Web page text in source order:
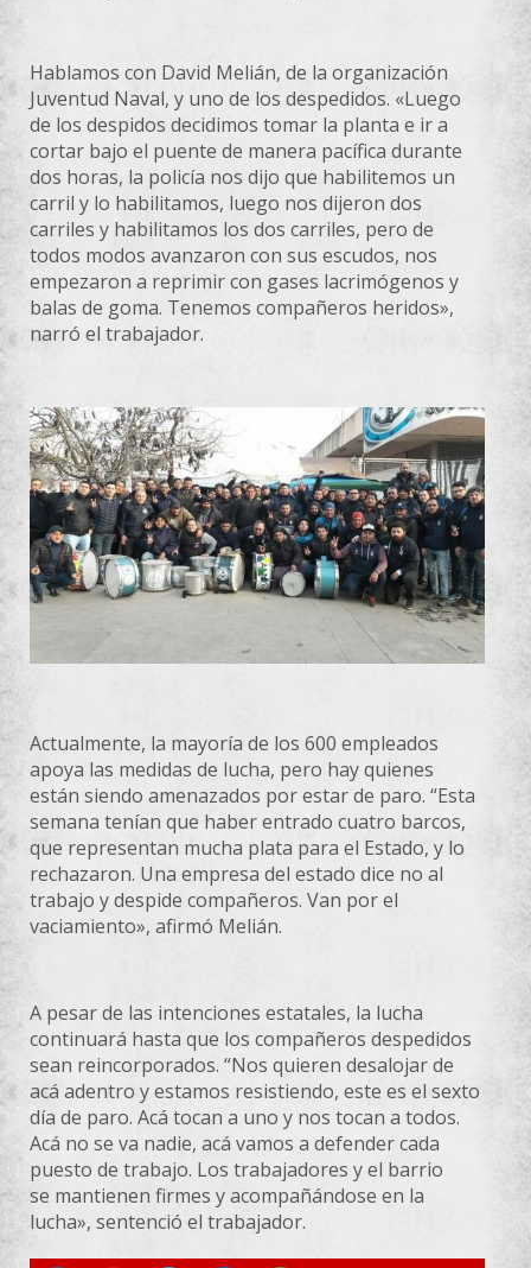
Hablamos con David Melián, de la organización
Juventud Naval, y uno de los despedidos. «Luego
de los despidos decidimos tomar la planta e ir a
cortar bajo el puente de manera pacífica durante
dos horas, la policía nos dijo que habilitemos un
carril y lo habilitamos, luego nos dijeron dos
carriles y habilitamos los dos carriles, pero de
todos modos avanzaron con sus escudos, nos
empezaron a reprimir con gases lacrimógenos y
balas de goma. Tenemos compañeros heridos»,
narró el trabajador.
Actualmente, la mayoría de los 600 empleados
apoya las medidas de lucha, pero hay quienes
están siendo amenazados por estar de paro. “Esta
semana tenían que haber entrado cuatro barcos,
que representan mucha plata para el Estado, y lo
rechazaron. Una empresa del estado dice no al
trabajo y despide compañeros. Van por el
vaciamiento», afirmó Melián.
A pesar de las intenciones estatales, la lucha
continuará hasta que los compañeros despedidos
sean reincorporados. “Nos quieren desalojar de
acá adentro y estamos resistiendo, este es el sexto
día de paro. Acá tocan a uno y nos tocan a todos.
Acá no se va nadie, acá vamos a defender cada
puesto de trabajo. Los trabajadores y el barrio
se mantienen firmes y acompañándose en la
lucha», sentenció el trabajador.